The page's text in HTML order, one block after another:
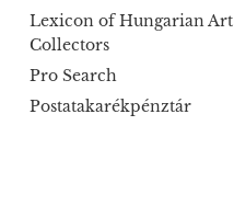
Lexicon of Hungarian Art
Collectors
Pro Search
Postatakarékpénztár